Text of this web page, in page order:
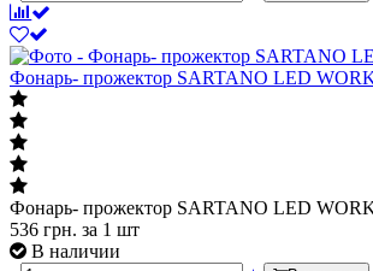
Фонарь- прожектор SARTANO LED
Фонарь- прожектор SARTANO LED
536 грн. за 1 шт
В наличии